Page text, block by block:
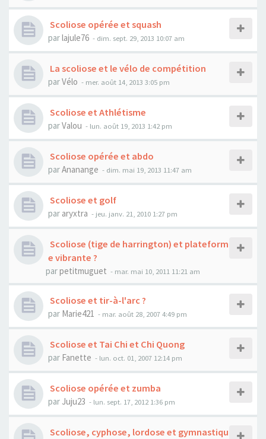
Scoliose opérée et squash
parlajule76 - dim. sept. 29, 2013 10:07 am
La scoliose et le vélo de compétition
parVélo - mer. août 14, 2013 3:05 pm
Scoliose et Athlétisme
parValou - lun. août 19, 2013 1:42 pm
Scoliose opérée et abdo
parAnanange - dim. mai 19, 2013 11:47 am
Scoliose et golf
par aryxtra - jeu. janv. 21, 2010 1:27 pm
Scoliose (tige de harrington) et plateform
e vibrante ?
parpetitmuguet - mar. mai 10, 2011 11:21 am
Scoliose et tir-à-l'arc ?
par Marie421 - mar. août 28, 2007 4:49 pm
Scoliose et Tai Chi et Chi Quong
par Fanette - lun. oct. 01, 2007 12:14 pm
Scoliose opérée et zumba
par Juju23 - lun. sept. 17, 2012 1:36 pm
Scoliose, cyphose, lordose et gymnastiqu